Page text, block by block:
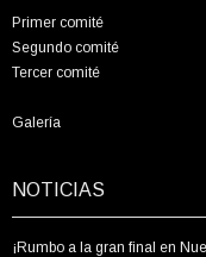
Primer comité
Segundo comité
Tercer comité
Galería
NOTICIAS
¡Rumbo a la gran final en